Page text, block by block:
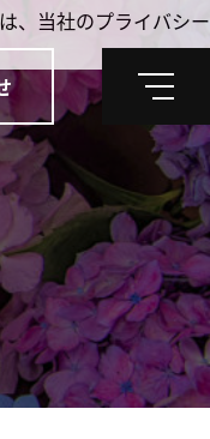
メ
ュ
ー
、当社のプライバシー